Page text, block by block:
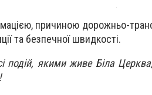
причиною дорожньо-
та безпечної швидкості.
подій, якими живе Біла